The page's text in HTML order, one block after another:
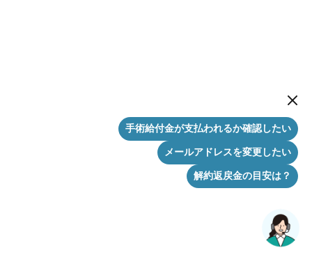
New
手術給付金が支払われるか確認したい
メールアドレスを変更したい
解約返戻金の目安は？